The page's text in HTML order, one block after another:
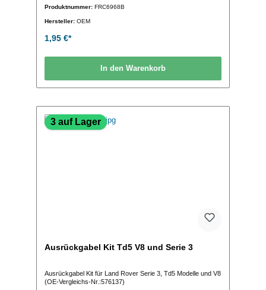
Produktnummer: FRC6968B
Hersteller: OEM
1,95 €*
In den Warenkorb
3 auf Lager
Ausrückgabel Kit Td5 V8 und Serie 3
Ausrückgabel Kit für Land Rover Serie 3, Td5 Modelle und V8
(OE-Vergleichs-Nr.:576137)